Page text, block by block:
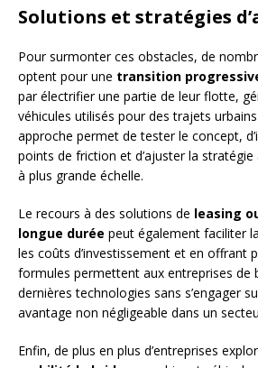
Solutions et stratégies
Pour surmonter ces obstacles, de
optent pour une transition
par électrifier une partie de leur flotte,
véhicules utilisés pour des trajets
approche permet de tester le concept,
points de friction et d’ajuster la
à plus grande échelle.
Le recours à des solutions de leasing
longue durée peut également faciliter
les coûts d’investissement et en offrant
formules permettent aux entreprises de
dernières technologies sans s’engager
avantage non négligeable dans un
Enfin, de plus en plus d’entreprises